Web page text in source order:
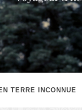
TERRE INCONNUE